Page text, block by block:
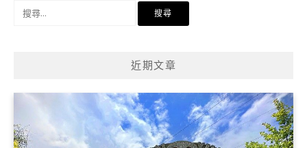
近期文章